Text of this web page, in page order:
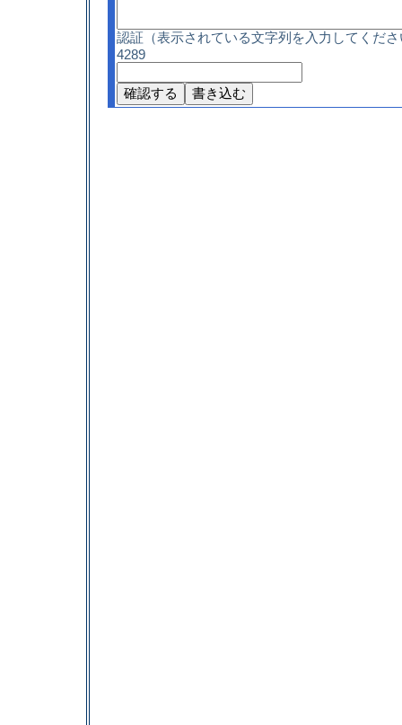
認証（表示されている文字列を入力してくだ
4289